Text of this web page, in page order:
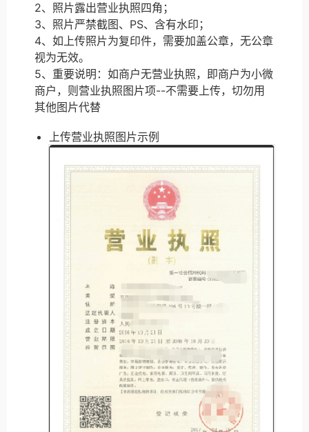
2、照片露出营业执照四角；
3、照片严禁截图、PS、含有水印；
4、如上传照片为复印件，需要加盖公章，无公章
视为无效。
5、重要说明：如商户无营业执照，即商户为小微
商户，则营业执照图片项--不需要上传，切勿用
其他图片代替
上传营业执照图片示例